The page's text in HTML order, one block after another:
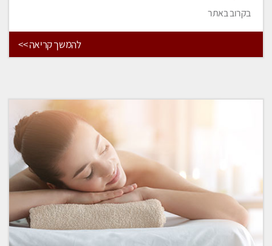
בקרוב באתר
להמשך קריאה >>